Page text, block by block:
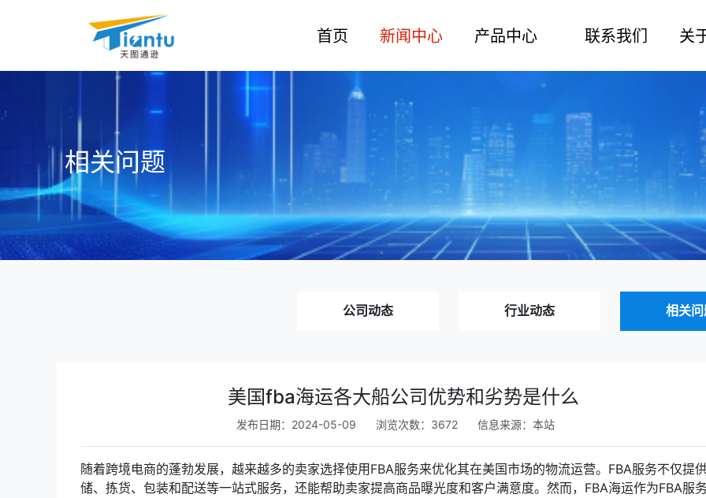
首页 新闻中心 产品中心 联系我们 关
相关问题
公司动态 行业动态 相关问
美国fba海运各大船公司优势和劣势是什么
发布日期：2024-05-09 浏览次数：3672 信息来源： 本站
随着跨境电商的蓬勃发展，越来越多的卖家选择使用FBA服务来优化其在美国市场的物流运营。FBA服务不仅提
储、拣货、包装和配送等一站式服务，还能帮助卖家提高商品曝光度和客户满意度。然而，FBA海运作为FBA服